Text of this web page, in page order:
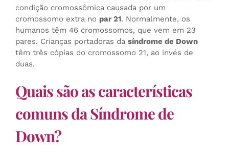
condição cromossômica causada por um
cromossomo extra no par 21. Normalmente, os
humanos têm 46 cromossomos, que vem em 23
pares. Crianças portadoras da síndrome de Down
têm três cópias do cromossomo 21, ao invés de
duas.
Quais são as características
comuns da Síndrome de
Down?